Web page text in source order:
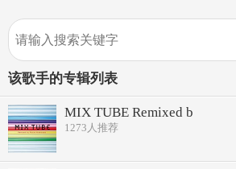
该歌手的专辑列表
MIX TUBE Remixed b
1273 人推荐